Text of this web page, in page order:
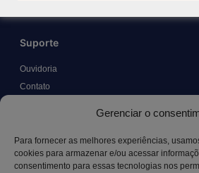
Gerenciar o
Para fornecer as melhores experiências,
cookies para armazenar e/ou acessar
consentimento para essas tecnologias nos
Suporte
Ouvidoria
Contato
Canal LGPD e Segurança da Informação